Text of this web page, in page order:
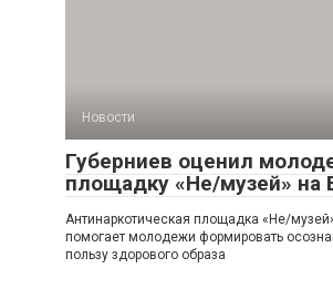
Новости
Губерниев оценил
площадку «Не/музей» на
Антинаркотическая площадка «Не/
помогает молодежи формировать
пользу здорового образа